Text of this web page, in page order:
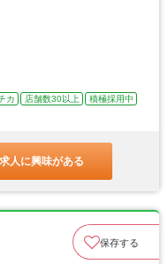
カ 店舗数30以上
積極採用中
人に興味がある
保存する